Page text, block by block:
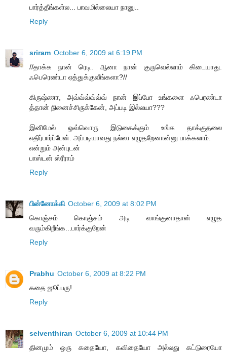
பார்த்தீங்கள்ல... பாவமில்லையா நானு..
Reply
sriram October 6, 2009 at 6:19 PM
//தாக்க நான் ரெடி. ஆனா நான் குருவெல்லாம் கிடையாது.
ஃபெரெண்டா ஏத்துக்குவீங்களா?//
கிருஷ்ணா, அவ்வ்வ்வ்வ்வ் நான் இப்போ உங்களை ஃபெரண்டா
த்தான் நினைச்சிருக்கேன், அப்படி இல்லயா???
இனிமேல் ஒவ்வொரு இடுகைக்கும் உங்க தாக்குதலை
எதிர்பார்ப்பேன். அப்படியாவது நல்லா எழுதறேனான்னு பாக்கலாம்.
என்றும் அன்புடன்
பாஸ்டன் ஸ்ரீராம்
Reply
பின்னோக்கி October 6, 2009 at 8:02 PM
கொஞ்சம் கொஞ்சம் அடி வாங்குனாதான் எழுத
வரும்கிறீங்க...பார்க்குறேன்
Reply
Prabhu October 6, 2009 at 8:22 PM
கதை ஜூப்பரு!
Reply
selventhiran October 6, 2009 at 10:44 PM
தினமும் ஒரு கதையோ, கவிதையோ அல்லது கட்டுரையோ